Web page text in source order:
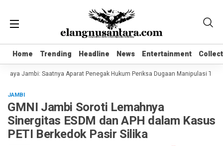
Home Trending Headline News Entertainment
Home Trending Headline News Entertainment
Jambi: Saatnya Aparat Penegak Hukum Periksa Dugaan Manipulasi Tata
JAMBI
GMNI Jambi Soroti Lemahnya
Sinergitas ESDM dan APH dalam Kasus
PETI Berkedok Pasir Silika